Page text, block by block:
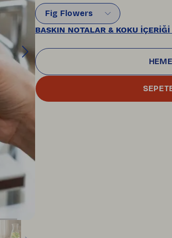
Fig Flowers
BASKIN NOTALAR & KOKU